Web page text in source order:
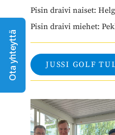
Ota yhteyttä
Pisin draivi naiset:
Pisin draivi miehet:
JUSSI GOLF